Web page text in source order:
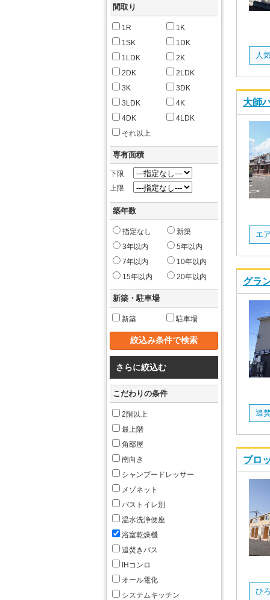
人
大師
グラ
追
ブロ
ひ
間取り
1R
1K
1SK
1DK
1LDK
2K
2DK
2LDK
3K
3DK
3LDK
4K
4DK
4LDK
それ以上
専有面積
下限
上限
築年数
指定なし
新築
3年以内
5年以内
7年以内
10年以内
15年以内
20年以内
新築・駐車場
新築 駐車場
さらに絞込む
こだわりの条件
2階以上
最上階
角部屋
南向き
シャンプードレッサー
メゾネット
バストイレ別
温水洗浄便座
浴室乾燥機
追焚きバス
IHコンロ
オール電化
システムキッチン